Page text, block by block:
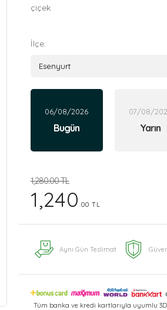
çiçek
İlçe:
06/08/2026
Bugün
07/08/
Yarın
1,280.00 TL
1,240 .00 TL
Aynı Gün Teslimat
Tüm banka ve kredi kartlarıyla uyumlu